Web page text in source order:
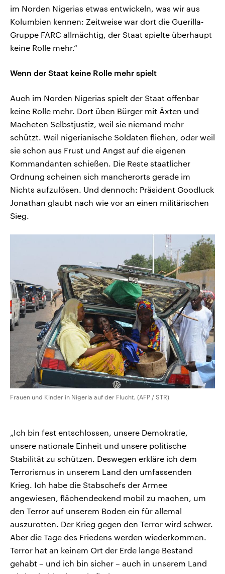
im Norden Nigerias etwas entwickeln, was wir aus
Kolumbien kennen: Zeitweise war dort die Guerilla-
Gruppe FARC allmächtig, der Staat spielte überhaupt
keine Rolle mehr.“
Wenn der Staat keine Rolle mehr spielt
Auch im Norden Nigerias spielt der Staat offenbar
keine Rolle mehr. Dort üben Bürger mit Äxten und
Macheten Selbstjustiz, weil sie niemand mehr
schützt. Weil nigerianische Soldaten fliehen, oder weil
sie schon aus Frust und Angst auf die eigenen
Kommandanten schießen. Die Reste staatlicher
Ordnung scheinen sich mancherorts gerade im
Nichts aufzulösen. Und dennoch: Präsident Goodluck
Jonathan glaubt nach wie vor an einen militärischen
Sieg.
Frauen und Kinder in Nigeria auf der Flucht. (AFP / STR)
„Ich bin fest entschlossen, unsere Demokratie,
unsere nationale Einheit und unsere politische
Stabilität zu schützen. Deswegen erkläre ich dem
Terrorismus in unserem Land den umfassenden
Krieg. Ich habe die Stabschefs der Armee
angewiesen, flächendeckend mobil zu machen, um
den Terror auf unserem Boden ein für allemal
auszurotten. Der Krieg gegen den Terror wird schwer.
Aber die Tage des Friedens werden wiederkommen.
Terror hat an keinem Ort der Erde lange Bestand
gehabt – und ich bin sicher – auch in unserem Land